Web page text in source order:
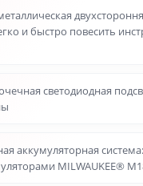
и быстро повесить
светодиодная
аккумуляторная
MILWAUKEE®